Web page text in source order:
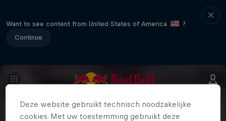
Want to see content from United States of America
?
Continue
Deze website gebruikt technisch noodzakelijke
cookies. Met uw toestemming gebruikt deze